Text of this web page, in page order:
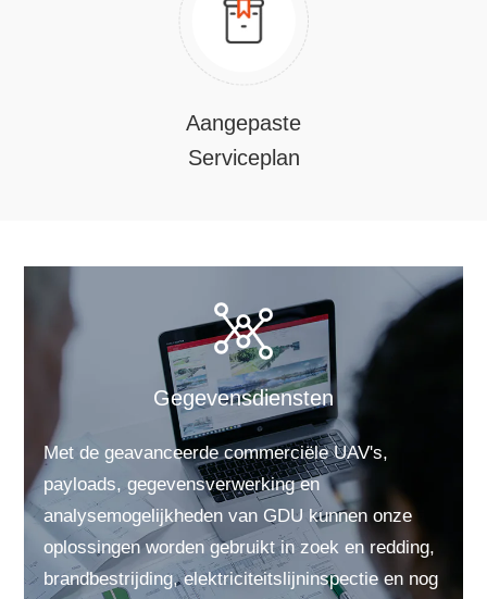
Aangepaste
Serviceplan
Gegevensdiensten
Met de geavanceerde commerciële UAV's,
payloads, gegevensverwerking en
analysemogelijkheden van GDU kunnen onze
oplossingen worden gebruikt in zoek en redding,
brandbestrijding, elektriciteitslijninspectie en nog